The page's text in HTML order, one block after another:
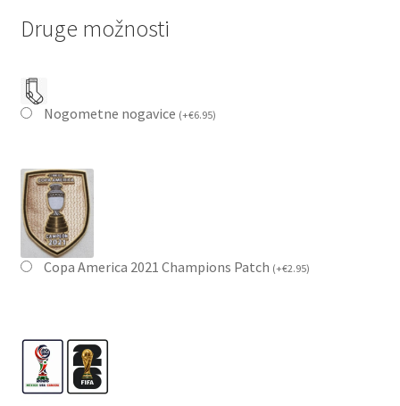
Druge možnosti
Nogometne nogavice (+€6.95)
Copa America 2021 Champions Patch (+€2.95)